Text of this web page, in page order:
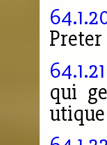
64.1.21
qui